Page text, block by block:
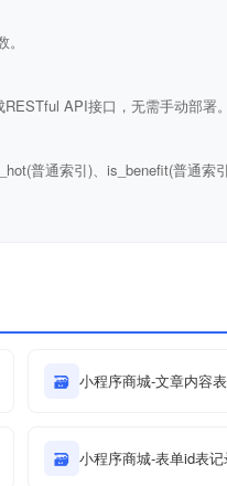
API接口，无需手动部署。
普通索引)、is_benefit(普通索
🗃 小程序商城-文章内容表
🗃 小程序商城-表单id表